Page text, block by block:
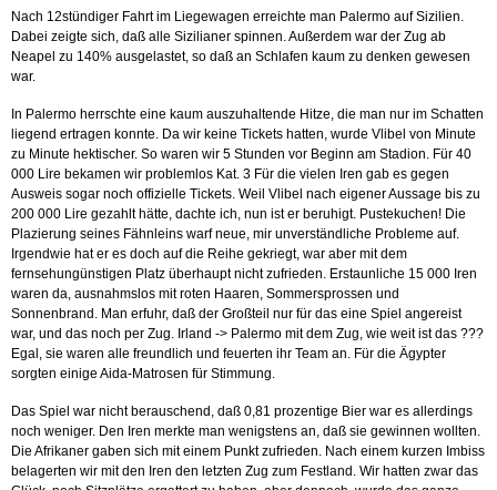
Nach 12stündiger Fahrt im Liegewagen erreichte man Palermo auf Sizilien.
Dabei zeigte sich, daß alle Sizilianer spinnen. Außerdem war der Zug ab
Neapel zu 140% ausgelastet, so daß an Schlafen kaum zu denken gewesen
war.
In Palermo herrschte eine kaum auszuhaltende Hitze, die man nur im Schatten
liegend ertragen konnte. Da wir keine Tickets hatten, wurde Vlibel von Minute
zu Minute hektischer. So waren wir 5 Stunden vor Beginn am Stadion. Für 40
000 Lire bekamen wir problemlos Kat. 3 Für die vielen Iren gab es gegen
Ausweis sogar noch offizielle Tickets. Weil Vlibel nach eigener Aussage bis zu
200 000 Lire gezahlt hätte, dachte ich, nun ist er beruhigt. Pustekuchen! Die
Plazierung seines Fähnleins warf neue, mir unverständliche Probleme auf.
Irgendwie hat er es doch auf die Reihe gekriegt, war aber mit dem
fernsehungünstigen Platz überhaupt nicht zufrieden. Erstaunliche 15 000 Iren
waren da, ausnahmslos mit roten Haaren, Sommersprossen und
Sonnenbrand. Man erfuhr, daß der Großteil nur für das eine Spiel angereist
war, und das noch per Zug. Irland -> Palermo mit dem Zug, wie weit ist das ???
Egal, sie waren alle freundlich und feuerten ihr Team an. Für die Ägypter
sorgten einige Aida-Matrosen für Stimmung.
Das Spiel war nicht berauschend, daß 0,81 prozentige Bier war es allerdings
noch weniger. Den Iren merkte man wenigstens an, daß sie gewinnen wollten.
Die Afrikaner gaben sich mit einem Punkt zufrieden. Nach einem kurzen Imbiss
belagerten wir mit den Iren den letzten Zug zum Festland. Wir hatten zwar das